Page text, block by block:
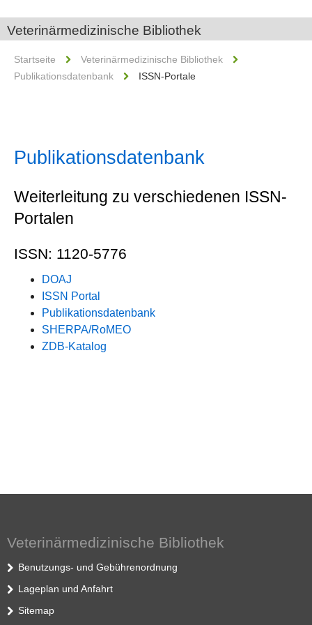
Veterinärmedizinische Bibliothek
Startseite
Veterinärmedizinische Bibliothek
Publikationsdatenbank
ISSN-Portale
Publikationsdatenbank
Weiterleitung zu verschiedenen ISSN-
Portalen
ISSN: 1120-5776
DOAJ
ISSN Portal
Publikationsdatenbank
SHERPA/RoMEO
ZDB-Katalog
Veterinärmedizinische Bibliothek
Benutzungs- und Gebührenordnung
Lageplan und Anfahrt
Sitemap